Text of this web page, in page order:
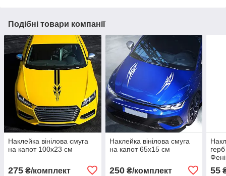
Подібні товари компанії
Наклейка вінілова смуга
на капот 100х23 см
275 ₴/комплект
Наклейка вінілова смуга
на капот 65х15 см
250₴/комплект 55